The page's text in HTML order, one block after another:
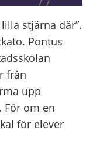
stjärna där”.
Pontus
från
upp
om en
för elever